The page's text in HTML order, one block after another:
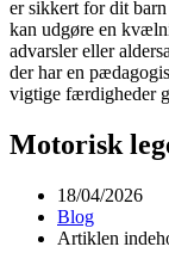
Motorisk
18/04/2026
Blog
Artiklen